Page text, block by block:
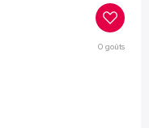
0goûts